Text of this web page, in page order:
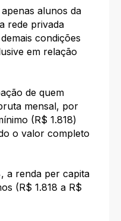
alunos da
rede privada
condições
em relação
de quem
mensal, por
(R$ 1.818)
o valor completo
a renda per capita
(R$ 1.818 a R$